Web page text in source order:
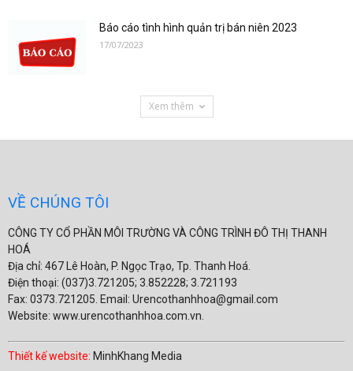
Báo cáo tình hình quản trị bán niên 2023
17/07/2023
Xem thêm
VỀ CHÚNG TÔI
CÔNG TY CỔ PHẦN MÔI TRƯỜNG VÀ CÔNG TRÌNH ĐÔ THỊ THANH
HOÁ
Địa chỉ: 467 Lê Hoàn, P. Ngọc Trạo, Tp. Thanh Hoá.
Điện thoại: (037)3.721205; 3.852228; 3.721193
Fax: 0373.721205. Email: Urencothanhhoa@gmail.com
Website: www.urencothanhhoa.com.vn.
Thiết kế website: MinhKhang Media